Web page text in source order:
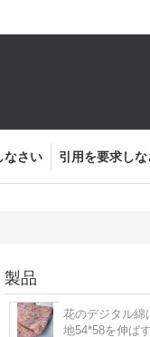
なさい 引用を要求し
製品
花のデジタル綿
地54*58を伸ば